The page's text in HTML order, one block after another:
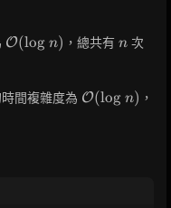
\mathcal{O}
O(log n) ，總共有 n
n次
間複雜度為
(\log n)
O(log n) ，